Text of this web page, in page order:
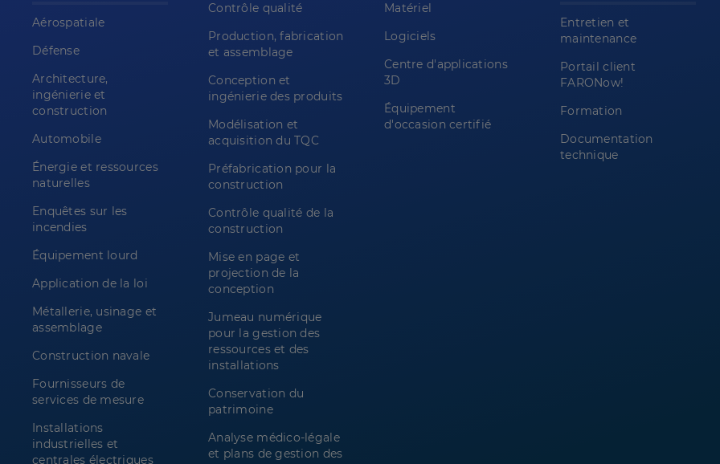
Aérospatiale
Défense
Architecture,
ingénierie et
construction
Automobile
Énergie et ressources
naturelles
Enquêtes sur les
incendies
Équipement lourd
Application de la loi
Métallerie, usinage et
assemblage
Construction navale
Fournisseurs de
services de mesure
Installations
industrielles et
centrales électriques
Contrôle qualité
Production, fabrication
et assemblage
Conception et
ingénierie des produits
Modélisation et
acquisition du TQC
Préfabrication pour la
construction
Contrôle qualité de la
construction
Mise en page et
projection de la
conception
Jumeau numérique
pour la gestion des
ressources et des
installations
Conservation du
patrimoine
Analyse médico-légale
et plans de gestion des
Matériel
Logiciels
Centre d'applications
3D
Équipement
d'occasion certifié
Entretien et
maintenance
Portail client
FARONow!
Formation
Documentation
technique